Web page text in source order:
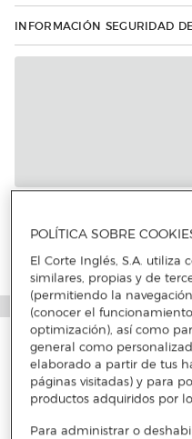
INFORMACIÓN SEGURIDAD
POLÍTICA SOBRE
El Corte Inglés, S.A. utiliza
similares, propias y de
(permitiendo la
(conocer el
optimización), así como
general como
elaborado a partir de tus
páginas visitadas) y para
productos adquiridos por
Para administrar o